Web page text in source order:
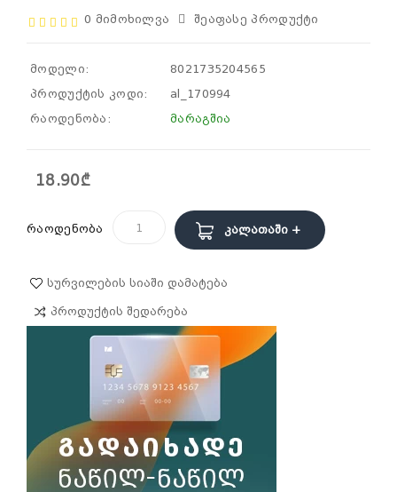
0 Მიმოხილვა Შეაფასე Პროდუქტი
მოდელი:
8021735204565
პროდუქტის კოდი:
al_170994
რაოდენობა:
მარაგშია
18.90₾
რაოდენობა Კალათაში +
Სურვილების Სიაში Დამატება
Პროდუქტის Შედარება